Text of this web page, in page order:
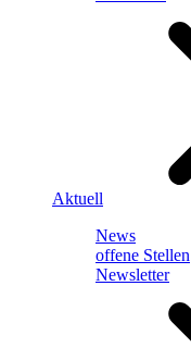
Aktuell
News
offene Stellen
Newsletter